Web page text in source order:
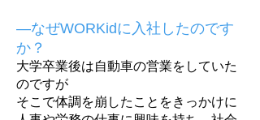
―なぜWORKidに入社したのです
か？
大学卒業後は自動車の営業をしていた
のですが
そこで体調を崩したことをきっかけに